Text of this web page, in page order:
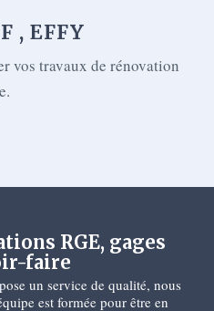
, EFFY
vos travaux de rénovation
RGE, gages
faire
un service de qualité, nous
est formée pour être en